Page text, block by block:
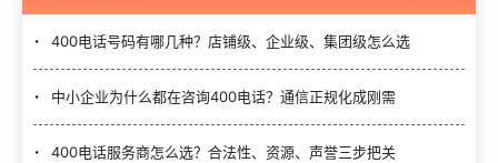
400电话号码有哪几种？店铺级、企业级、集团级怎么选
中小企业为什么都在咨询400电话？通信正规化成刚需
400电话服务商怎么选？合法性、资源、声誉三步把关